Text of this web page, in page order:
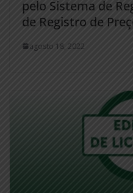
pelo Sistema de
de Registro de
agosto 18, 2022